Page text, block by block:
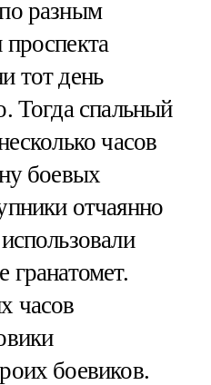
разным
тот день
Тогда спальный
часов
боевых
отчаянно
гранатомет.
часов
боевиков.